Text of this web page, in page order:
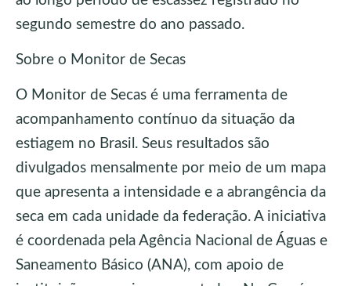
segundo semestre do ano passado.
Sobre o Monitor de Secas
O Monitor de Secas é uma ferramenta de
acompanhamento contínuo da situação da
estiagem no Brasil. Seus resultados são
divulgados mensalmente por meio de um mapa
que apresenta a intensidade e a abrangência da
seca em cada unidade da federação. A iniciativa
é coordenada pela Agência Nacional de Águas e
Saneamento Básico (ANA), com apoio de